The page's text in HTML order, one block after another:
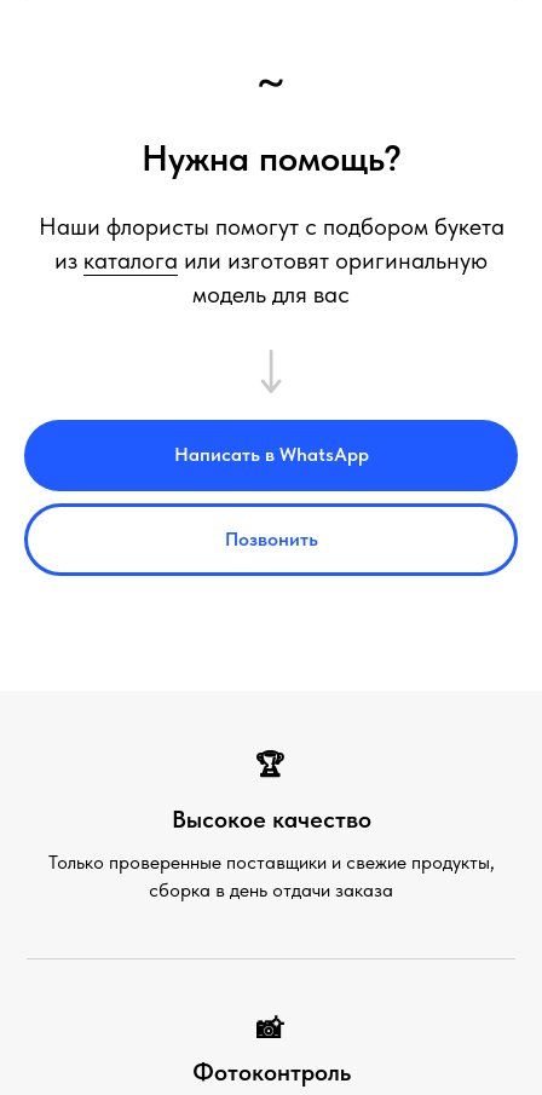
~
Нужна помощь?
Наши флористы помогут с подбором букета
из каталога или изготовят оригинальную
модель для вас
Написать в WhatsApp
Позвонить
🏆
Высокое качество
Только проверенные поставщики и свежие продукты,
сборка в день отдачи заказа
📸
Фотоконтроль